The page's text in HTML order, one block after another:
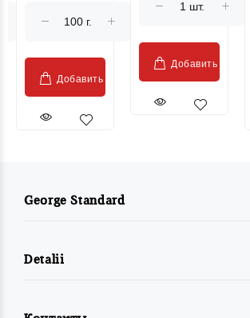
Добавить
Moldovenesc"
Добавить
George Standard
Detalii